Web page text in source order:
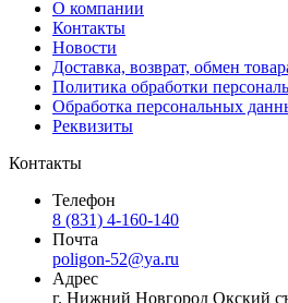
О компании
Контакты
Новости
Доставка, возврат, обмен
Политика обработки
Обработка персональных
Реквизиты
Контакты
Телефон
8 (831) 4-160-140
Почта
poligon-52@ya.ru
Адрес
г. Нижний Новгород Окский